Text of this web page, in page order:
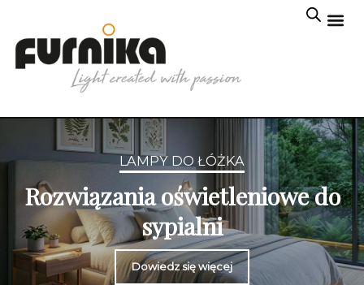
LAMPY DO ŁÓŻKA
Rozwiązania oświetleniowe do
sypialni
Dowiedz się więcej